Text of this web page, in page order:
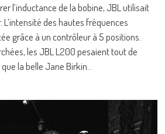
l’inductance de la bobine, JBL utilisait
des hautes fréquences
grâce à un contrôleur à 5 positions.
les JBL L200 pesaient tout de
la belle Jane Birkin…